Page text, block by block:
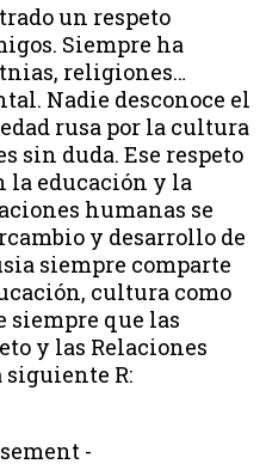
un respeto
Siempre ha
religiones…
Nadie desconoce el
rusa por la cultura
sin duda. Ese respeto
la educación y la
humanas se
y desarrollo de
siempre comparte
cultura como
siempre que las
y las Relaciones
R:
-